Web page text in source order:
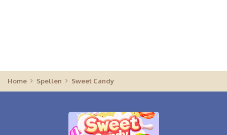
Home Spellen Sweet Candy